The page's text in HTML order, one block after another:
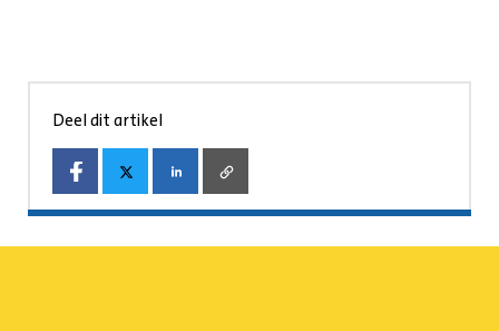
Deel dit artikel